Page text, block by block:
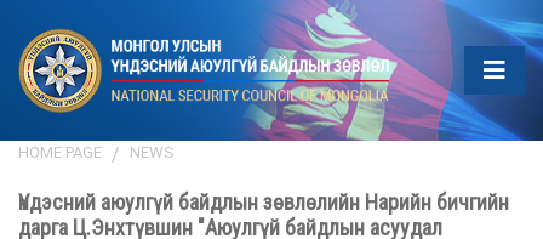
HOME PAGE NEWS
Үндэсний аюулгүй байдлын зөвлөлийн Нарийн бичгийн
дарга Ц.Энхтүвшин "Аюулгүй байдлын асуудал